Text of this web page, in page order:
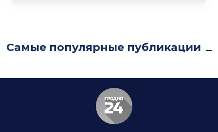
Самые популярные публикации